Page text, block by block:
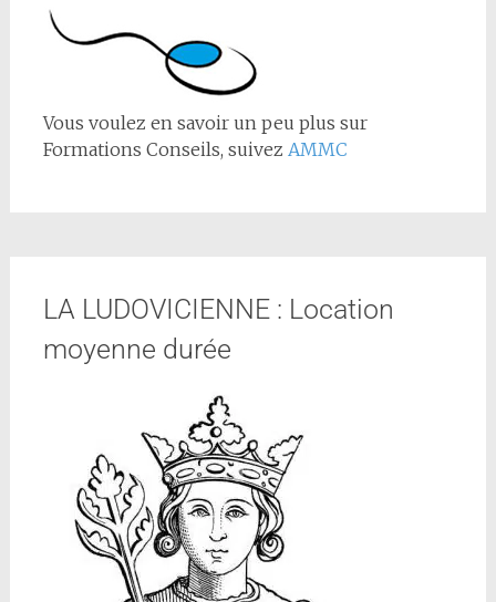
Vous voulez en savoir un peu plus sur
Formations Conseils, suivez AMMC
LA LUDOVICIENNE : Location
moyenne durée